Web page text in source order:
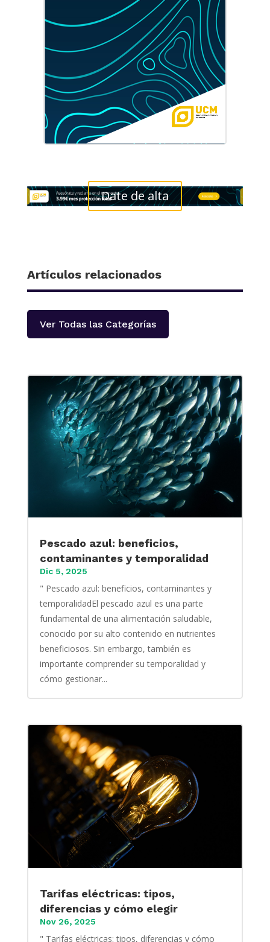
Date de alta
Artículos relacionados
Ver Todas las Categorías
Pescado azul: beneficios,
contaminantes y temporalidad
Dic 5, 2025
" Pescado azul: beneficios, contaminantes y
temporalidadEl pescado azul es una parte
fundamental de una alimentación saludable,
conocido por su alto contenido en nutrientes
beneficiosos. Sin embargo, también es
importante comprender su temporalidad y
cómo gestionar...
Tarifas eléctricas: tipos,
diferencias y cómo elegir
Nov 26, 2025
" Tarifas eléctricas: tipos, diferencias y cómo